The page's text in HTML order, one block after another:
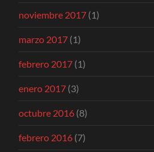
noviembre 2017 (1)
marzo 2017 (1)
febrero 2017 (1)
enero 2017 (3)
octubre 2016 (8)
febrero 2016 (7)